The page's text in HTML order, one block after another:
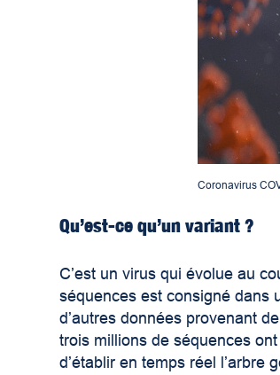
Coronavirus
Qu’est-ce qu’un variant ?
C’est un virus qui évolue au
séquences est consigné dans
d’autres données provenant
trois millions de séquences
d’établir en temps réel